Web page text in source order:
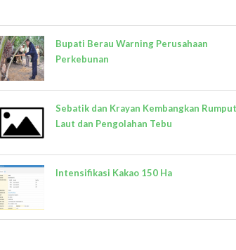
Bupati Berau Warning Perusahaan
Perkebunan
Sebatik dan Krayan Kembangkan Rumput
Laut dan Pengolahan Tebu
Intensifikasi Kakao 150 Ha